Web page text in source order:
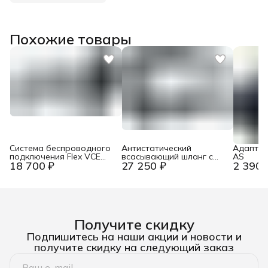
Похожие товары
18 700 ₽
Система беспроводного
подключения Flex VCE
CConnect 27 250 ₽
Антистатический
всасывающий шланг с
регулятором вторичного 2 390
AS
Получите скидку
Подпишитесь на наши акции и новости и
получите скидку на следующий заказ